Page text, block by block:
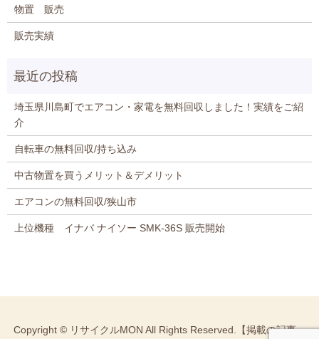
物置 販売
販売実績
埼玉県川島町でエアコン・家電を無料回収しました！実績をご紹
介
自転車の無料回収/持ち込み
中古物置を買うメリット＆デメリット
エアコンの無料回収/狭山市
上位機種 イナバ ナイソー SMK-36S 販売開始
Copyright © リサイクルMON All Rights Reserved.【掲載の記事・